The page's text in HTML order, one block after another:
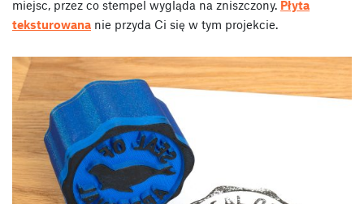
miejsc, przez co stempel wygląda na zniszczony. Płyta
teksturowana nie przyda Ci się w tym projekcie.